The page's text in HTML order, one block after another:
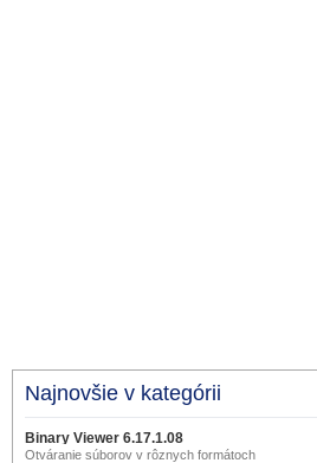
Najnovšie v kategórii
Binary Viewer 6.17.1.08
Otváranie súborov v rôznych formátoch